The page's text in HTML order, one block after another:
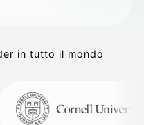
in tutto il mondo